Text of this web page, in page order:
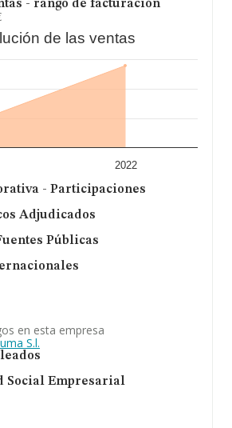
- rango de facturación
de las ventas
2022
- Participaciones
Adjudicados
Públicas
en esta empresa
S.l.
Social Empresarial